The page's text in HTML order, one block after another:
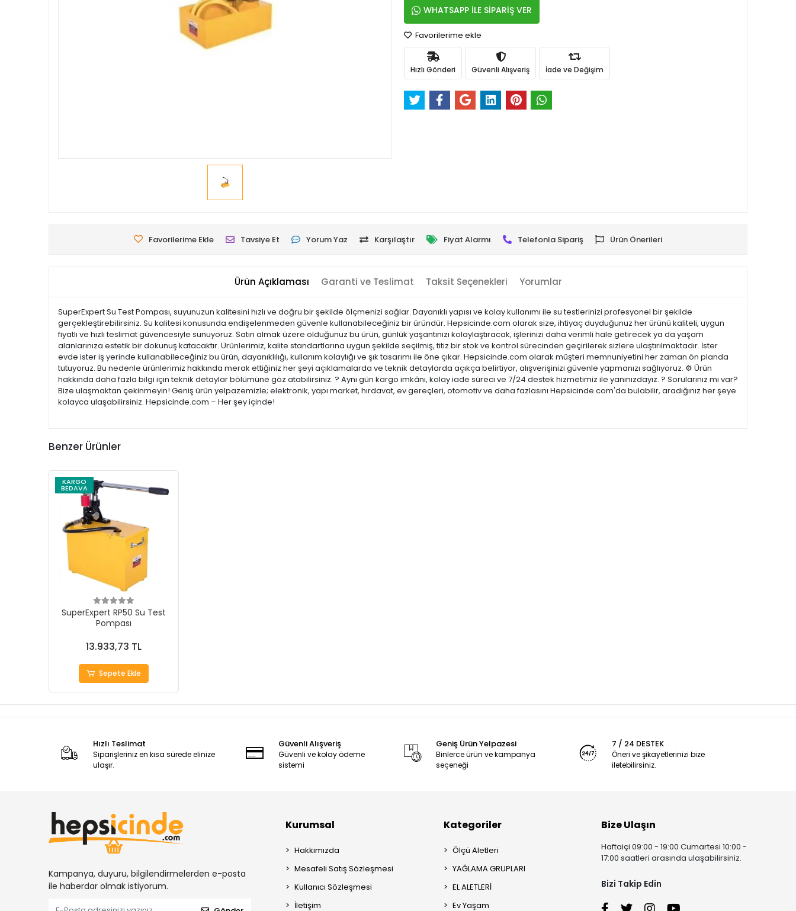
WHATSAPP İLE SİPARİŞ VER
Favorilerime ekle
Hızlı Gönderi Güvenli Alışveriş İade ve Değişim
Favorilerime Ekle Tavsiye Et Yorum Yaz Karşılaştır Fiyat Alarmı Telefonla Sipariş Ürün Önerileri
Ürün Açıklaması Garanti ve Teslimat Taksit Seçenekleri Yorumlar
SuperExpert Su Test Pompası, suyunuzun kalitesini hızlı ve doğru bir şekilde ölçmenizi sağlar. Dayanıklı yapısı ve kolay kullanımı ile su testlerinizi profesyonel bir şekilde
gerçekleştirebilirsiniz. Su kalitesi konusunda endişelenmeden güvenle kullanabileceğiniz bir üründür. Hepsicinde.com olarak size, ihtiyaç duyduğunuz her ürünü kaliteli, uygun
fiyatlı ve hızlı teslimat güvencesiyle sunuyoruz. Satın almak üzere olduğunuz bu ürün, günlük yaşantınızı kolaylaştıracak, işlerinizi daha verimli hale getirecek ya da yaşam
alanlarınıza estetik bir dokunuş katacaktır. Ürünlerimiz, kalite standartlarına uygun şekilde seçilmiş, titiz bir stok ve kontrol sürecinden geçirilerek sizlere ulaştırılmaktadır. İster
evde ister iş yerinde kullanabileceğiniz bu ürün, dayanıklılığı, kullanım kolaylığı ve şık tasarımı ile öne çıkar. Hepsicinde.com olarak müşteri memnuniyetini her zaman ön planda
tutuyoruz. Bu nedenle ürünlerimiz hakkında merak ettiğiniz her şeyi açıklamalarda ve teknik detaylarda açıkça belirtiyor, alışverişinizi güvenle yapmanızı sağlıyoruz. ⚙️ Ürün
hakkında daha fazla bilgi için teknik detaylar bölümüne göz atabilirsiniz. ? Aynı gün kargo imkânı, kolay iade süreci ve 7/24 destek hizmetimiz ile yanınızdayız. ? Sorularınız mı var?
Bize ulaşmaktan çekinmeyin! Geniş ürün yelpazemizle; elektronik, yapı market, hırdavat, ev gereçleri, otomotiv ve daha fazlasını Hepsicinde.com'da bulabilir, aradığınız her şeye
kolayca ulaşabilirsiniz. Hepsicinde.com – Her şey içinde!
Benzer Ürünler
KARGO
BEDAVA
SuperExpert RP50 Su Test
Pompası
13.933,73 TL
Sepete Ekle
Hızlı Teslimat
Siparişleriniz en kısa sürede elinize
ulaşır.
Güvenli Alışveriş
Güvenli ve kolay ödeme
sistemi
Geniş Ürün Yelpazesi
Binlerce ürün ve kampanya
seçeneği
7 / 24 DESTEK
Öneri ve şikayetlerinizi bize
iletebilirsiniz.
Kampanya, duyuru, bilgilendirmelerden e-posta
ile haberdar olmak istiyorum.
Kurumsal
Hakkımızda
Mesafeli Satış Sözleşmesi
Kullanıcı Sözleşmesi
İletişim
Kategoriler
Ölçü Aletleri
YAĞLAMA GRUPLARI
EL ALETLERİ
Ev Yaşam
Bize Ulaşın
Haftaiçi 09:00 - 19:00 Cumartesi 10:00 -
17:00 saatleri arasında ulaşabilirsiniz.
Bizi Takip Edin